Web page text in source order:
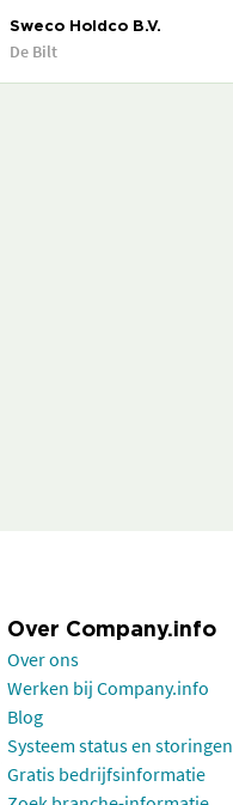
Sweco Holdco B.V.
De Bilt
Over Company.info
Over ons
Werken bij Company.info
Blog
Systeem status en storingen
Gratis bedrijfsinformatie